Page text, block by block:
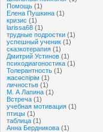
Помощь (1)
Елена Пушкина (1)
кризис (1)
larissa68 (1)
трудные подростки (1)
успешный ученик (1)
сказкотерапия (1)
Дмитрий Устинов (1)
психодиагоностика (1)
Толерантность (1)
жасөспірім (1)
личностьв (1)
М. А Лапина (1)
Встреча (1)
учебная мотивация (1)
птицы (1)
таблица (1)
Анна Бердникова (1)